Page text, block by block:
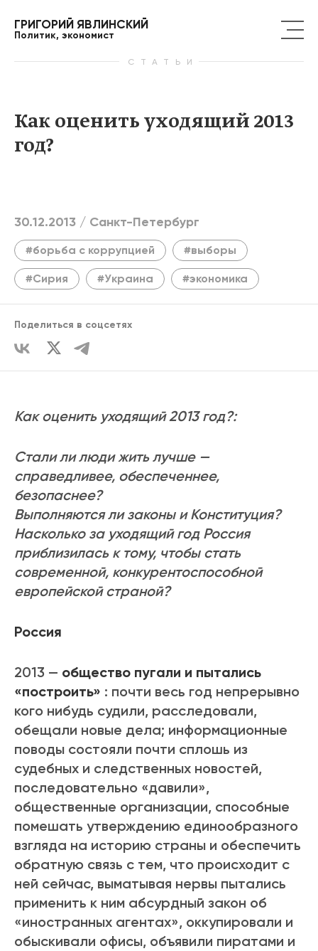
ГРИГОРИЙ ЯВЛИНСКИЙ
Политик, экономист
СТАТЬИ
Как оценить уходящий 2013
год?
30.12.2013 / Санкт-Петербург
#борьба с коррупцией #выборы
#Сирия #Украина #экономика
Поделиться в соцсетях
Как оценить уходящий 2013 год?:
Стали ли люди жить лучше —
справедливее, обеспеченнее,
безопаснее?
Выполняются ли законы и Конституция?
Насколько за уходящий год Россия
приблизилась к тому, чтобы стать
современной, конкурентоспособной
европейской страной?
Россия
2013 — общество пугали и пытались
«построить» : почти весь год непрерывно
кого нибудь судили, расследовали,
обещали новые дела; информационные
поводы состояли почти сплошь из
судебных и следственных новостей,
последовательно «давили»,
общественные организации, способные
помешать утверждению единообразного
взгляда на историю страны и обеспечить
обратную связь с тем, что происходит с
ней сейчас, выматывая нервы пытались
применить к ним абсурдный закон об
«иностранных агентах», оккупировали и
обыскивали офисы, объявили пиратами и